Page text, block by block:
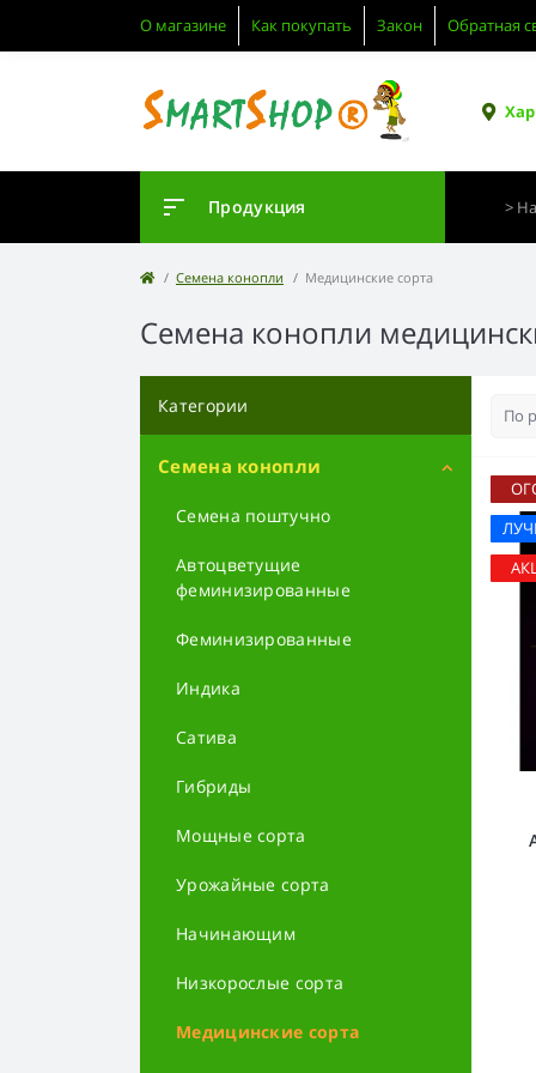
О магазине Как покупать Закон Обратная
Продукция
Семена конопли Медицинские сорта
Семена конопли
Категории
Семена конопли
Семена поштучно
Автоцветущие
феминизированные
Феминизированные
Индика
Сатива
Гибриды
Мощные сорта
Урожайные сорта
Начинающим
Низкорослые сорта
Медицинские сорта